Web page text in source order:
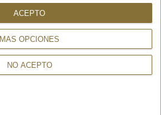
MÁS OPCIONES
NO ACEPTO
ACEPTO
MINI BOSSA CALIFORNIA VINO
135,00 €